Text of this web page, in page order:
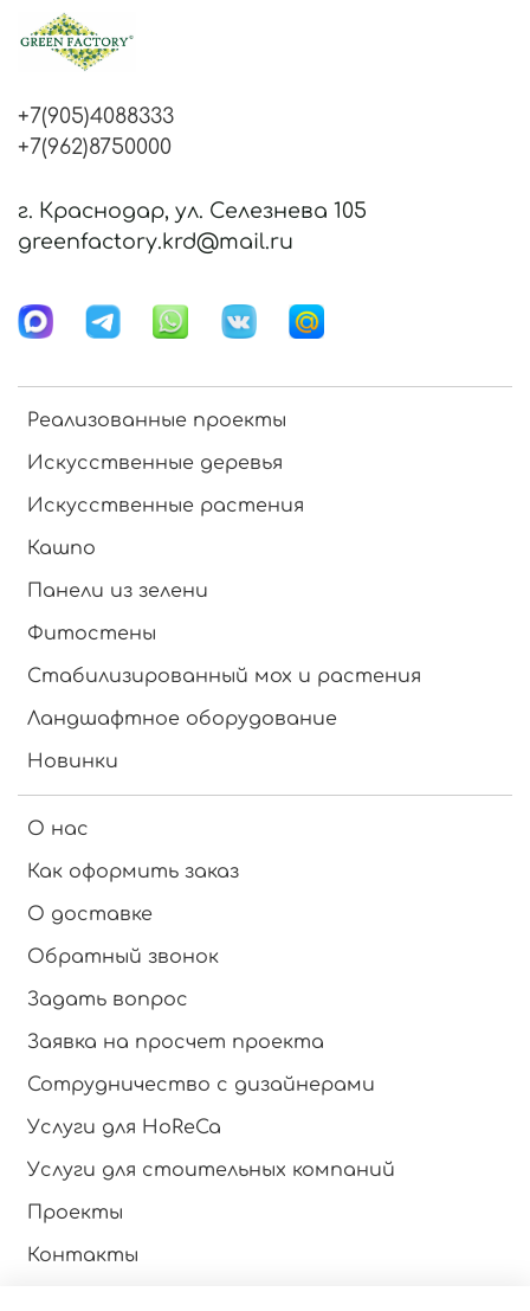
Реализованные проекты
Искусственные деревья
Искусственные растения
Кашпо
Панели из зелени
Фитостены
Стабилизированный мох и растения
Ландшафтное оборудование
Новинки
О нас
Как оформить заказ
О доставке
Обратный звонок
Задать вопрос
Заявка на просчет проекта
Сотрудничество с дизайнерами
Услуги для HoReCa
Услуги для стоительных компаний
Проекты
Контакты
+7(905)4088333
+7(962)8750000
г. Краснодар, ул. Селезнева 105
greenfactory.krd@mail.ru